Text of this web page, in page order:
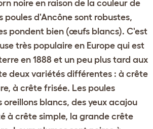
noire en raison de la couleur de
poules d'Ancône sont robustes,
pondent bien (œufs blancs). C'est
très populaire en Europe qui est
en 1888 et un peu plus tard aux
deux variétés différentes : à crête
à crête frisée. Les poules
oreillons blancs, des yeux acajou
à crête simple, la grande crête